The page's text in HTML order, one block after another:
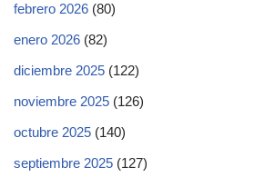
febrero 2026 (80)
enero 2026 (82)
diciembre 2025 (122)
noviembre 2025 (126)
octubre 2025 (140)
septiembre 2025 (127)